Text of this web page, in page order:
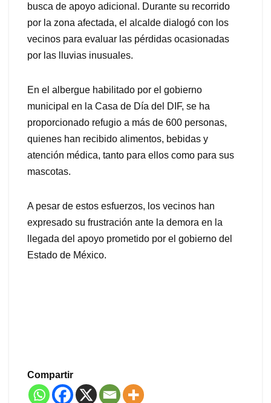
busca de apoyo adicional. Durante su recorrido
por la zona afectada, el alcalde dialogó con los
vecinos para evaluar las pérdidas ocasionadas
por las lluvias inusuales.
En el albergue habilitado por el gobierno
municipal en la Casa de Día del DIF, se ha
proporcionado refugio a más de 600 personas,
quienes han recibido alimentos, bebidas y
atención médica, tanto para ellos como para sus
mascotas.
A pesar de estos esfuerzos, los vecinos han
expresado su frustración ante la demora en la
llegada del apoyo prometido por el gobierno del
Estado de México.
Compartir